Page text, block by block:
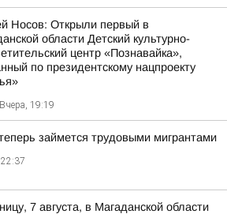
Носов: Открыли первый в
области Детский культурно-
центр «Познавайка»,
по президентскому нацпроекту
Вчера, 19:19
займется трудовыми мигрантами
7 августа, в Магаданской области